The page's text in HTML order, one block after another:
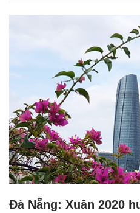
Đà Nẵng: Xuân 2020